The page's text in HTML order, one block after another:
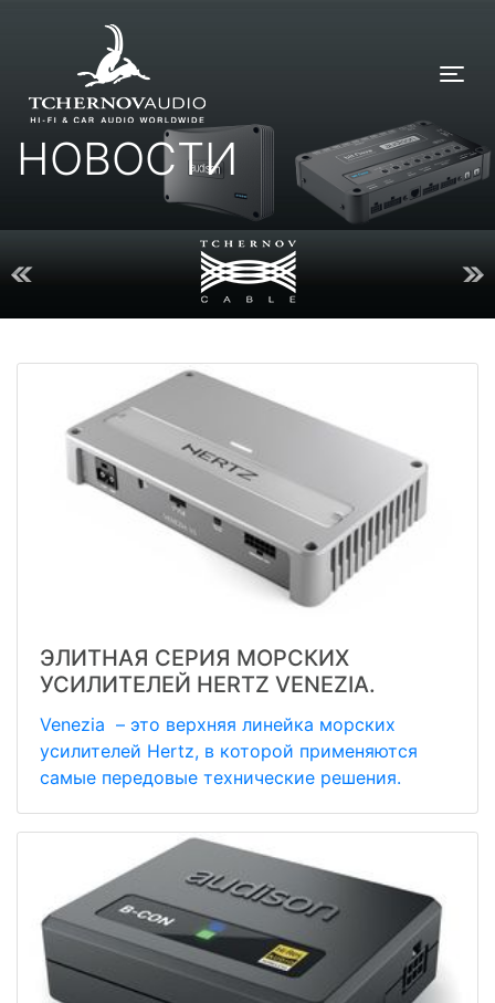
НОВОСТИ
ЭЛИТНАЯ СЕРИЯ МОРСКИХ
УСИЛИТЕЛЕЙ HERTZ VENEZIA.
Venezia – это верхняя линейка морских
усилителей Hertz, в которой применяются
самые передовые технические решения.